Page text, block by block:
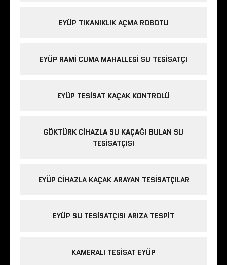
EYÜP TIKANIKLIK AÇMA ROBOTU
EYÜP RAMI CUMA MAHALLESI SU TESISATÇI
EYÜP TESISAT KAÇAK KONTROLÜ
GÖKTÜRK CIHAZLA SU KAÇAĞI BULAN SU
TESISATÇISI
EYÜP CIHAZLA KAÇAK ARAYAN TESISATÇILAR
EYÜP SU TESISATÇISI ARIZA TESPIT
KAMERALI TESISAT EYÜP